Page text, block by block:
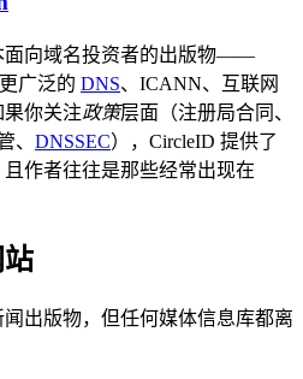
面向域名投资者的出版物——
广泛的 DNS、ICANN、互联网
你关注政策层面（注册局合同、
、 DNSSEC），CircleID 提供了
作者往往是那些经常出现在
出版物，但任何媒体信息库都离